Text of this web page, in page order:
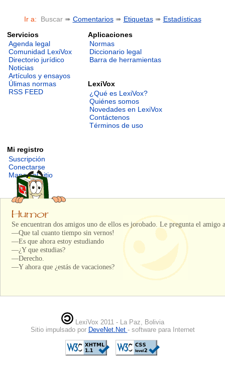
Ir a: Buscar ➠ Comentarios➠ Etiquetas➠ Estadísticas
Servicios
Agenda legal
Comunidad LexiVox
Directorio jurídico
Noticias
Artículos y ensayos
Úlimas normas
RSS FEED
Aplicaciones
Normas
Diccionario legal
Barra de herramientas
LexiVox
¿Qué es LexiVox?
Quiénes somos
Novedades en LexiVox
Contáctenos
Términos de uso
Mi registro
Suscripción
Conectarse
Mapa del sitio
Se encuentran dos amigos uno de ellos es jorobado. Le pregunta el amigo
—Que tal cuanto tiempo sin vernos!
—Es que ahora estoy estudiando
—¿Y que estudias?
—Derecho.
—Y ahora que ¿estás de vacaciones?
LexiVox 2011 - La Paz, Bolivia
Sitio impulsado por DeveNet.Net - software para Internet